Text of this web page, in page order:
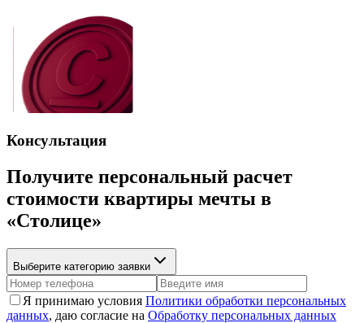
Консультация
Получите персональный расчет
стоимости квартиры мечты в
«Столице»
Выберите категорию заявки
Я принимаю условия Политики обработки персональных
данных, даю согласие на Обработку персональных данных